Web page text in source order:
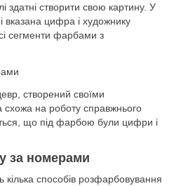
здатні створити свою картину. У
вказана цифра і художнику
сегменти фарбами з
створений своїми
схожа на роботу справжнього
що під фарбою були цифри і
за номерами
кілька способів розфарбовування